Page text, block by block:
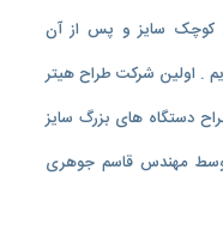
کوچک سایز و پس از آن
. اولین شرکت طراح هیتر
دستگاه های بزرگ سایز
مهندس قاسم جوهری